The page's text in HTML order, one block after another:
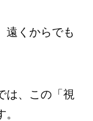
遠くからでも
は、この「視